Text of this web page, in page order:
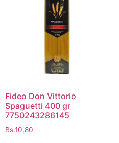
Fideo Don Vittorio
Spaguetti 400 gr
7750243286145
Bs.10,80